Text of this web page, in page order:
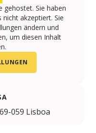
gehostet. Sie haben
akzeptiert. Sie
ändern und
um diesen Inhalt
059 Lisboa